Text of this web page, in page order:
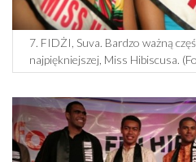
7. FIDŻI, Suva. Bardzo ważną
najpiękniejszej, Miss Hibiscusa.